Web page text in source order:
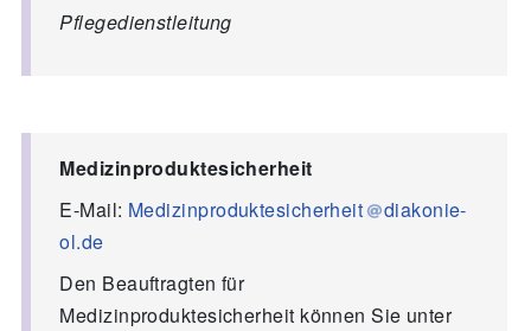
Pflegedienstleitung
Medizinproduktesicherheit
E-Mail: Medizinproduktesicherheit
diakonie-
ol.de
Den Beauftragten für
Medizinproduktesicherheit können Sie unter